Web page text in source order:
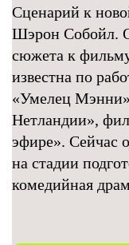
Сценарий к
Шэрон Собойл.
сюжета к
известна по
«Умелец
Нетландии»,
эфире». Сейчас
на стадии
комедийная